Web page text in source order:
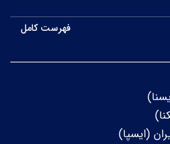
فهرست کامل
(ایسپا)